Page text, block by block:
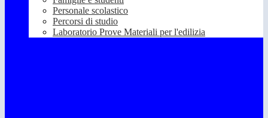
Personale scolastico
Percorsi di studio
Laboratorio Prove Materiali per l'edilizia